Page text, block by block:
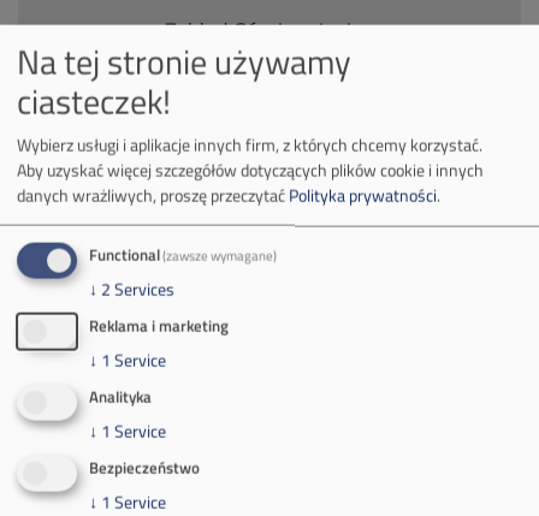
Zakład Górniczy Janina
ul. Górnicza 23
Zakład Górniczy Brzeszcze
ul.Kościuszki 1
32-620 Brzeszcze
tel.+48 32 716 53 00
(poniedziałek-piątek 7:00-15:00)
Na tej stronie używamy
ciasteczek!
Wybierz usługi i aplikacje innych firm, z których chcemy korzystać.
Aby uzyskać więcej szczegółów dotyczących plików cookie i innych
danych wrażliwych, proszę przeczytaćPolityka prywatności.
Functional(zawsze wymagane)
↓ 2Services
Reklama i marketing
↓ 1 Service
Analityka
↓ 1 Service
Bezpieczeństwo
↓ 1 Service